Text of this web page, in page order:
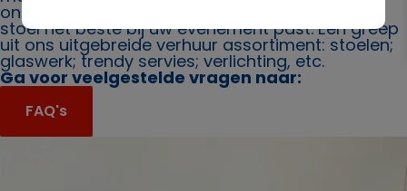
ons. Ook bieden wij u graag advies over welke
stoel het beste bij uw evenement past. Een greep
uit ons uitgebreide verhuur assortiment: stoelen;
glaswerk; trendy servies; verlichting, etc.
Ga voor veelgestelde vragen naar:
FAQ's